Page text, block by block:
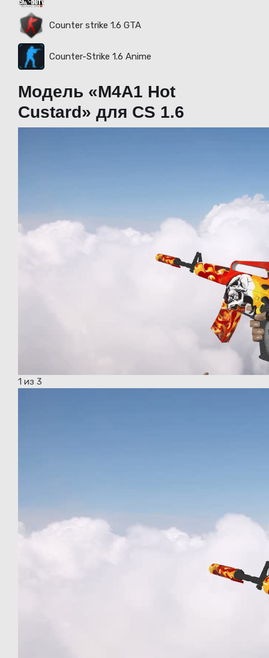
Counter strike 1.6 GTA
Counter-Strike 1.6 Anime
Модель «M4A1 Hot
Custard» для CS 1.6
1 из 3